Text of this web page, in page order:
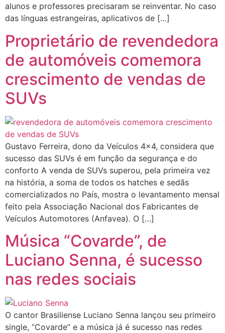
alunos e professores precisaram se reinventar. No caso
das línguas estrangeiras, aplicativos de […]
Proprietário de revendedora
de automóveis comemora
crescimento de vendas de
SUVs
Gustavo Ferreira, dono da Veículos 4×4, considera que
sucesso das SUVs é em função da segurança e do
conforto A venda de SUVs superou, pela primeira vez
na história, a soma de todos os hatches e sedãs
comercializados no País, mostra o levantamento mensal
feito pela Associação Nacional dos Fabricantes de
Veículos Automotores (Anfavea). O […]
Música “Covarde”, de
Luciano Senna, é sucesso
nas redes sociais
O cantor Brasiliense Luciano Senna lançou seu primeiro
single, “Covarde” e a música já é sucesso nas redes